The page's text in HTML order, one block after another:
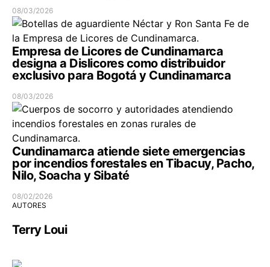
08/03/2026
Empresa de Licores de Cundinamarca
designa a Dislicores como distribuidor
exclusivo para Bogotá y Cundinamarca
08/03/2026
Cundinamarca atiende siete emergencias
por incendios forestales en Tibacuy, Pacho,
Nilo, Soacha y Sibaté
08/02/2026
AUTORES
Terry Loui